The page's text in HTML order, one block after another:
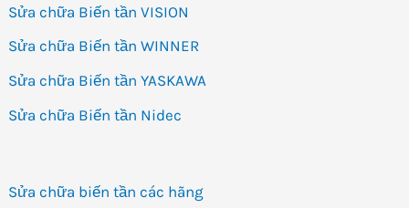
Sửa chữa Biến tần VISION
Sửa chữa Biến tần WINNER
Sửa chữa Biến tần YASKAWA
Sửa chữa Biến tần Nidec
Sửa chữa biến tần các hãng